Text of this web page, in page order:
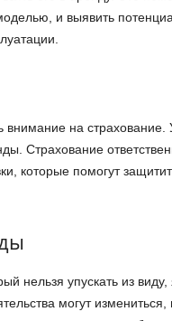
и выявить
внимание на страхование.
Страхование
которые помогут
нельзя упускать из
могут